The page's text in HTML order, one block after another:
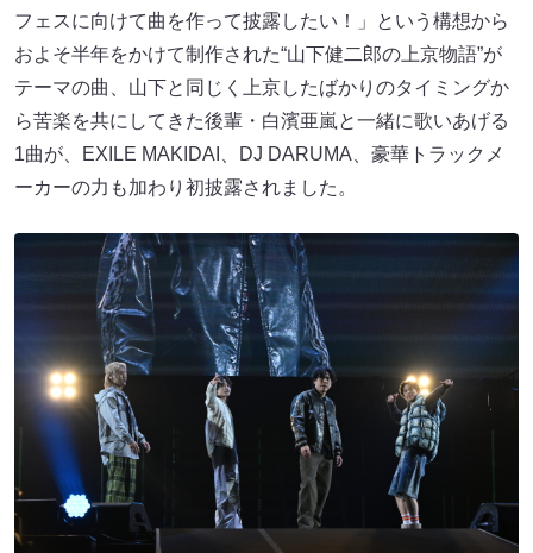
フェスに向けて曲を作って披露したい！」という構想から
およそ半年をかけて制作された“山下健二郎の上京物語”が
テーマの曲、山下と同じく上京したばかりのタイミングか
ら苦楽を共にしてきた後輩・白濱亜嵐と一緒に歌いあげる
1曲が、EXILE MAKIDAI、DJ DARUMA、豪華トラックメ
ーカーの力も加わり初披露されました。